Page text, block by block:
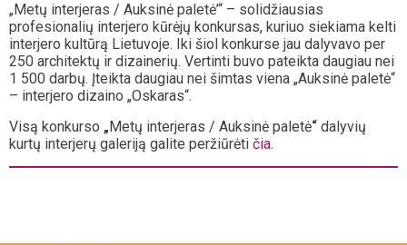
„Metų interjeras / Auksinė paletė’“ – solidžiausias
profesionalių interjero kūrėjų konkursas, kuriuo siekiama kelti
interjero kultūrą Lietuvoje. Iki šiol konkurse jau dalyvavo per
250 architektų ir dizainerių. Vertinti buvo pateikta daugiau nei
1 500 darbų. Įteikta daugiau nei šimtas viena „Auksinė paletė“
– interjero dizaino „Oskaras“.
Visą konkurso „Metų interjeras / Auksinė paletė“ dalyvių
kurtų interjerų galeriją galite peržiūrėti čia.